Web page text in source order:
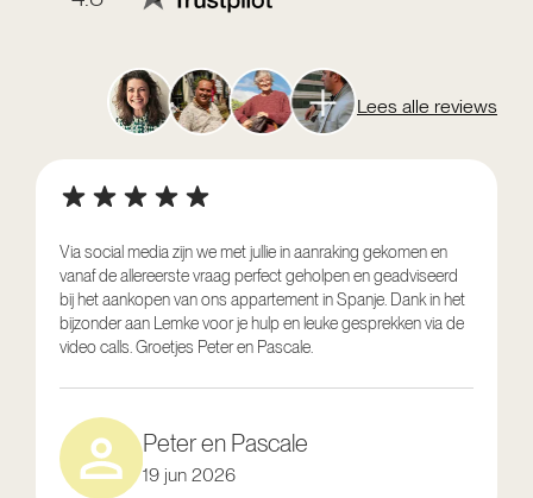
Lees alle reviews
Via social media zijn we met jullie in aanraking gekomen en
vanaf de allereerste vraag perfect geholpen en geadviseerd
bij het aankopen van ons appartement in Spanje. Dank in het
bijzonder aan Lemke voor je hulp en leuke gesprekken via de
video calls. Groetjes Peter en Pascale.
Peter en Pascale
19 jun 2026